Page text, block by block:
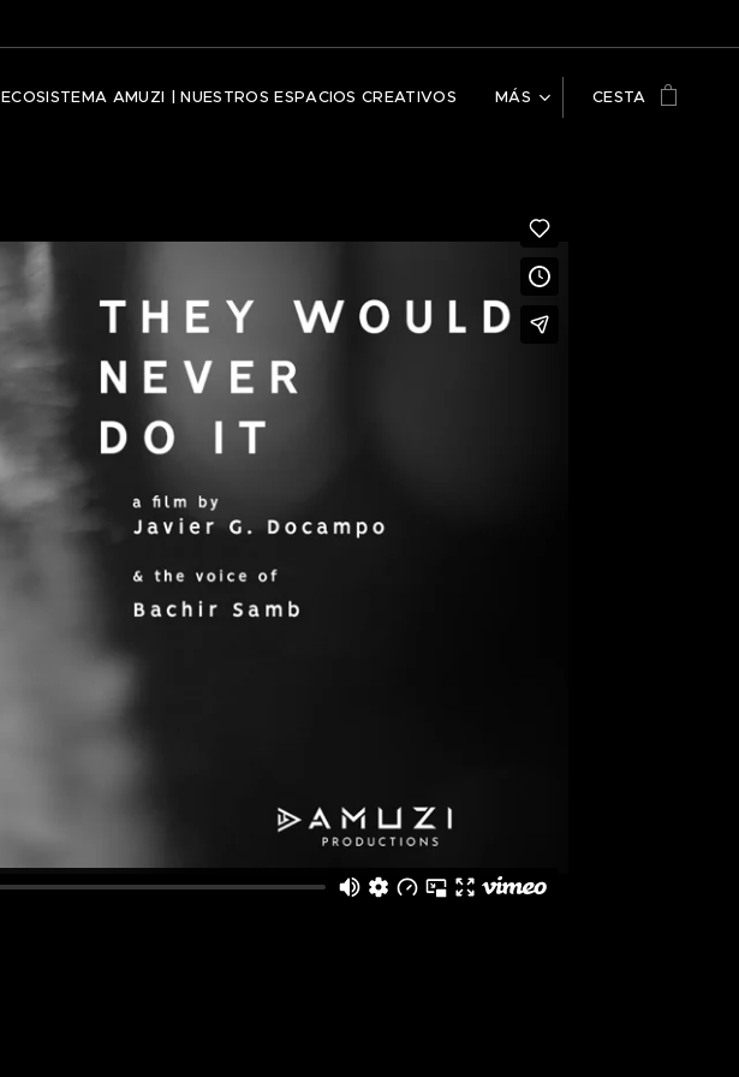
ECOSISTEMA AMUZI | NUESTROS ESPACIOS CREATIVOS MÁS CESTA